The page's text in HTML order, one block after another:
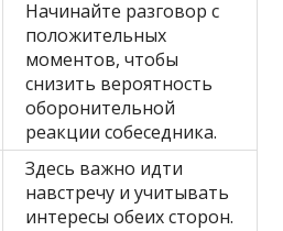
Начинайте разговор с
положительных
моментов, чтобы
снизить вероятность
оборонительной
реакции собеседника.
Здесь важно идти
навстречу и учитывать
интересы обеих сторон.